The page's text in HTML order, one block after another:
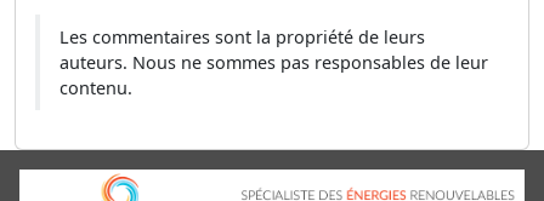
Les commentaires sont la propriété de leurs
auteurs. Nous ne sommes pas responsables de leur
contenu.